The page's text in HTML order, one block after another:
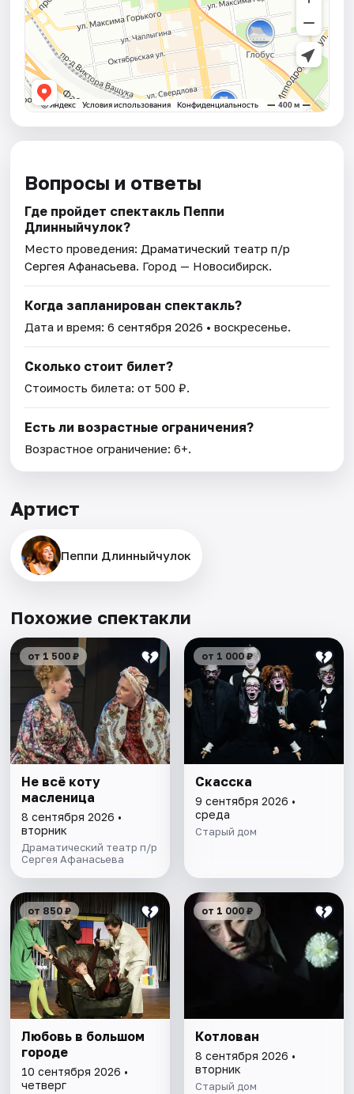
Вопросы и ответы
Где пройдет спектакль Пеппи
Длинныйчулок?
Место проведения: Драматический театр п/р
Сергея Афанасьева. Город — Новосибирск.
Когда запланирован спектакль?
Дата и время:6 сентября 2026 • воскресенье.
Сколько стоит билет?
Стоимость билета: от 500 ₽.
Есть ли возрастные ограничения?
Возрастное ограничение: 6+.
Артист
Пеппи Длинныйчулок
Похожие спектакли
от 1 500 ₽
Не всё коту
масленица
8 сентября 2026 •
вторник
Драматический театр п/р
Сергея Афанасьева
от 1 000 ₽
Скасска
9 сентября 2026 •
среда
Старый дом
от 850 ₽
Любовь в большом
городе
10 сентября 2026 •
четверг
от 1 000 ₽
Котлован
8 сентября 2026 •
вторник
Старый дом